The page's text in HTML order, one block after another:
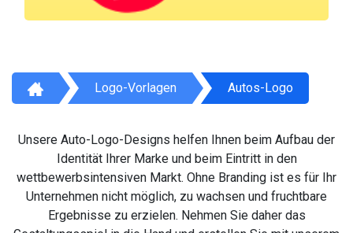
Logo-Vorlagen Autos-Logo
Unsere Auto-Logo-Designs helfen Ihnen beim Aufbau der
Identität Ihrer Marke und beim Eintritt in den
wettbewerbsintensiven Markt. Ohne Branding ist es für Ihr
Unternehmen nicht möglich, zu wachsen und fruchtbare
Ergebnisse zu erzielen. Nehmen Sie daher das